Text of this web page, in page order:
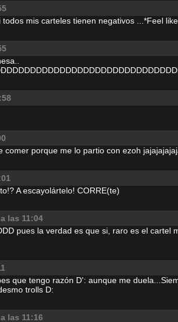
todos mis carteles tienen negativos ...*Feel
comer porque me lo partio con ezoh
A escayolártelo! CORRE(te)
las 11:04
pues la verdad es que si, raro es el cartel
que tengo razón D': aunque me
trolls D:
las 11:16